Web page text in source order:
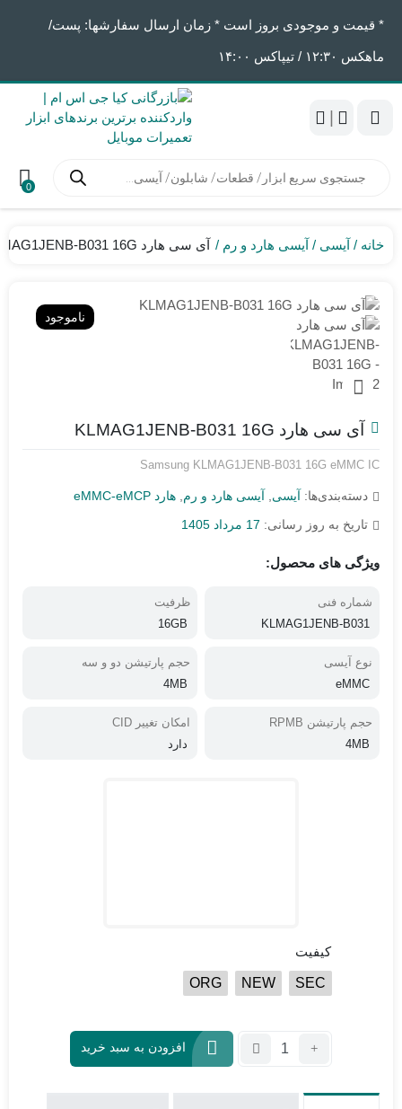
* قیمت و موجودی بروز است * زمان ارسال سفارشها: پست/
ماهکس ١٢:٣٠ / تیپاکس ١۴:٠٠
محصولات
0
خانه آیسی آیسی هارد و رم آی سی هارد KLMAG1JENB-B031 16G
ناموجود
آی سی هارد KLMAG1JENB-B031 16G
Samsung KLMAG1JENB-B031 16G eMMC IC
دسته‌بندی‌ها: آیسی آیسی هارد و رم هارد eMMC-eMCP
تاریخ به روز رسانی: 17 مرداد 1405
ویژگی های محصول:
شماره فنی
KLMAG1JENB-B031
ظرفیت
16GB
نوع آیسی
eMMC
حجم پارتیشن دو و سه
4MB
حجم پارتیشن RPMB
4MB
امکان تغییر CID
دارد
کیفیت
SEC
NEW
ORG
تعداد:
افزودن به سبد خرید